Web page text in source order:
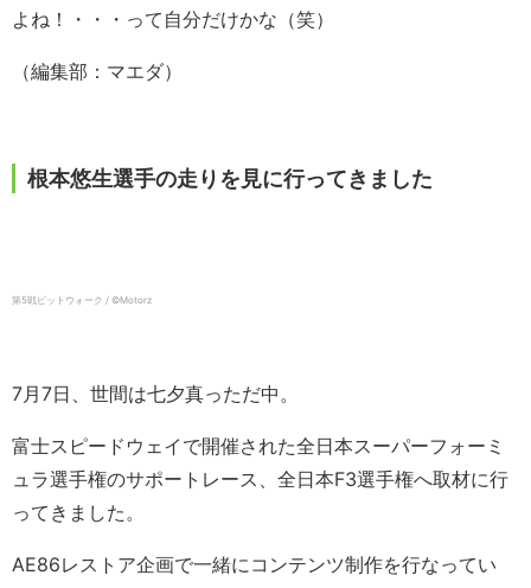
よね！・・・って自分だけかな（笑）
（編集部：マエダ）
根本悠生選手の走りを見に行ってきました
第5戦ピットウォーク / ©️Motorz
7月7日、世間は七夕真っただ中。
富士スピードウェイで開催された全日本スーパーフォーミ
ュラ選手権のサポートレース、全日本F3選手権へ取材に行
ってきました。
AE86レストア企画で一緒にコンテンツ制作を行なってい